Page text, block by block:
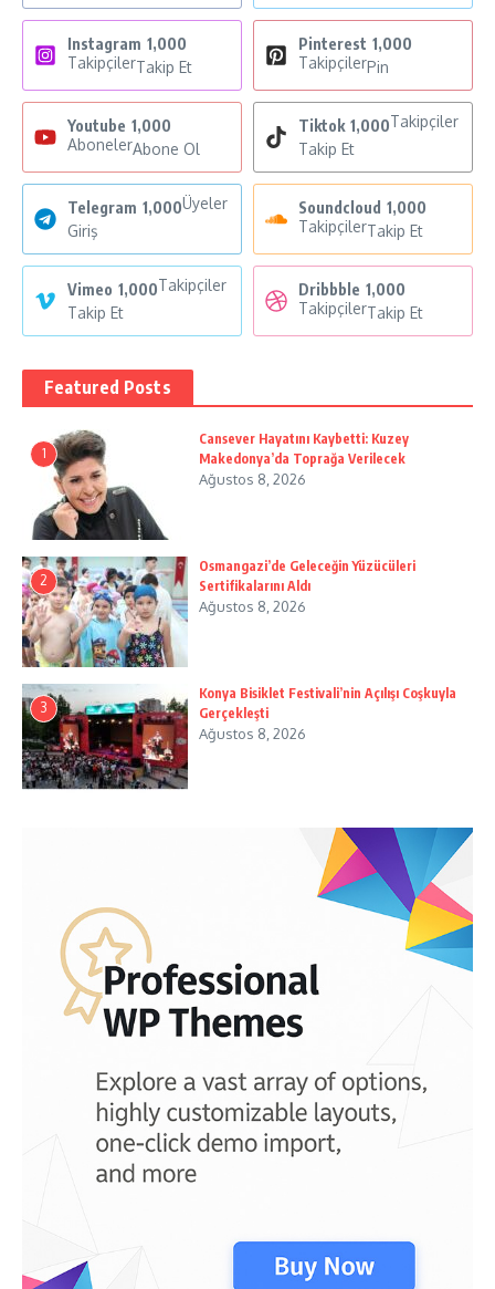
Instagram 1,000
TakipçilerTakip Et
Pinterest 1,000
TakipçilerPin
Youtube 1,000
AbonelerAbone Ol
Tiktok 1,000Takipçiler
Takip Et
Telegram 1,000Üyeler
Giriş
Soundcloud 1,000
TakipçilerTakip Et
Vimeo 1,000Takipçiler
Takip Et
Dribbble 1,000
TakipçilerTakip Et
Featured Posts
1
Cansever Hayatını Kaybetti: Kuzey
Makedonya’da Toprağa Verilecek
Ağustos 8, 2026
2
Osmangazi’de Geleceğin Yüzücüleri
Sertifikalarını Aldı
Ağustos 8, 2026
3
Konya Bisiklet Festivali’nin Açılışı Coşkuyla
Gerçekleşti
Ağustos 8, 2026